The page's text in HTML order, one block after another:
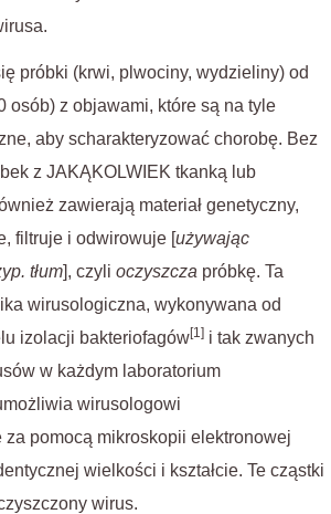
próbki (krwi, plwociny, wydzieliny) od
osób) z objawami, które są na tyle
aby scharakteryzować chorobę. Bez
z JAKĄKOLWIEK tkanką lub
zawierają materiał genetyczny,
filtruje i odwirowuje [używając
tłum], czyli oczyszcza próbkę. Ta
wirusologiczna, wykonywana od
izolacji bakteriofagów[1] i tak zwanych
w każdym laboratorium
wirusologowi
za pomocą mikroskopii elektronowej
wielkości i kształcie. Te cząstki
wirus.